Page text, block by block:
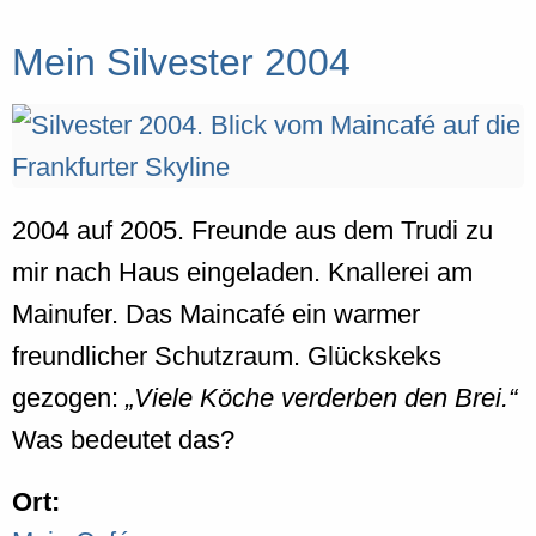
Mein Silvester 2004
2004 auf 2005. Freunde aus dem Trudi zu
mir nach Haus eingeladen. Knallerei am
Mainufer. Das Maincafé ein warmer
freundlicher Schutzraum. Glückskeks
gezogen:
Viele Köche verderben den Brei.
Was bedeutet das?
Ort: